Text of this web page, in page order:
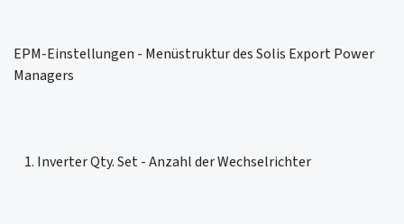
EPM-Einstellungen - Menüstruktur des Solis Export Power
Managers
1. Inverter Qty. Set - Anzahl der Wechselrichter